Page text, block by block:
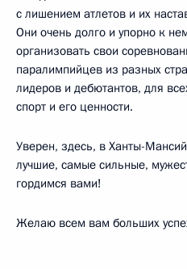
с лишением атлетов и их
Они очень долго и упорно к
организовать свои
паралимпийцев из разных
лидеров и дебютантов, для
спорт и его ценности.
Уверен, здесь, в Ханты-
лучшие, самые сильные,
гордимся вами!
Желаю всем вам больших